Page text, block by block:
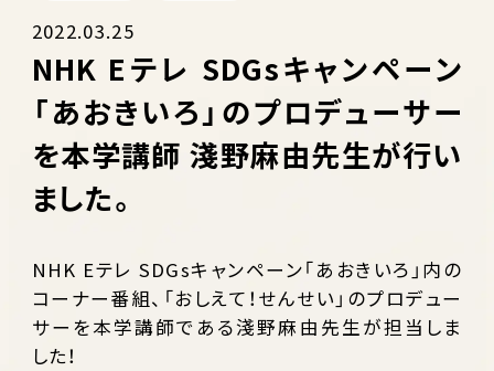
2022.03.25
NHK Eテレ SDGsキャンペーン
「あおきいろ」のプロデューサー
を本学講師 淺野麻由先生が行い
ました。
NHK Eテレ SDGsキャンペーン「あおきいろ」内の
コーナー番組、「おしえて！せんせい」のプロデュー
サーを本学講師である淺野麻由先生が担当しま
した！